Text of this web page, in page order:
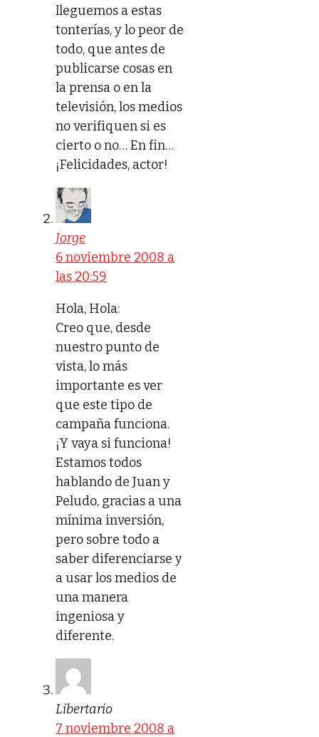
lleguemos a estas
tonterías, y lo peor de
todo, que antes de
publicarse cosas en
la prensa o en la
televisión, los medios
no verifiquen si es
cierto o no… En fin…
¡Felicidades, actor!
Jorge
6 noviembre 2008 a
las 20:59
Hola, Hola:
Creo que, desde
nuestro punto de
vista, lo más
importante es ver
que este tipo de
campaña funciona.
¡Y vaya si funciona!
Estamos todos
hablando de Juan y
Peludo, gracias a una
mínima inversión,
pero sobre todo a
saber diferenciarse y
a usar los medios de
una manera
ingeniosa y
diferente.
Libertario
7 noviembre 2008 a